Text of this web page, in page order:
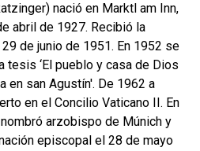
nació en Marktl am Inn,
abril de 1927. Recibió la
de junio de 1951. En 1952 se
tesis ‘El pueblo y casa de Dios
en san Agustín'. De 1962 a
en el Concilio Vaticano II. En
arzobispo de Múnich y
episcopal el 28 de mayo